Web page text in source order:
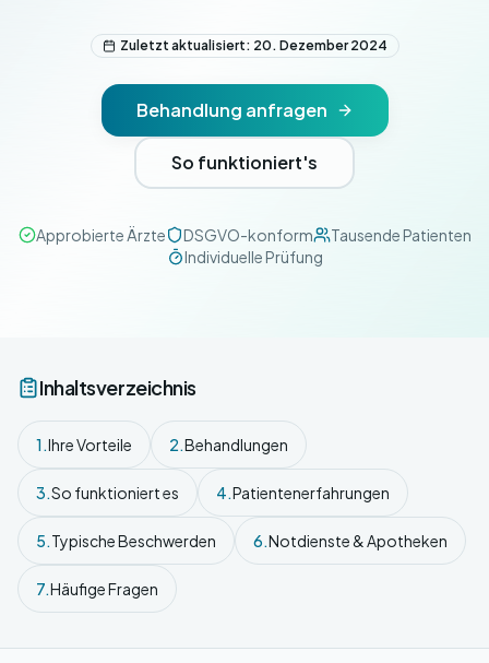
Zuletzt aktualisiert: 20. Dezember 2024
Behandlung anfragen
So funktioniert's
Approbierte Ärzte DSGVO-konform
Tausende Patienten
Individuelle Prüfung
Inhaltsverzeichnis
1.Ihre Vorteile 2.Behandlungen
3.So funktioniert es 4.Patientenerfahrungen
5.Typische Beschwerden 6.Notdienste & Apotheken
7.Häufige Fragen